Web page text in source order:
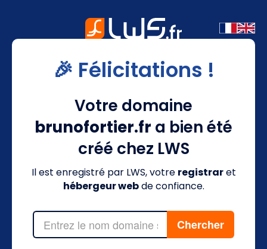
🎉 Félicitations !
Votre domaine
brunofortier.fr a bien été
créé chez LWS
Il est enregistré par LWS, votre registraret
hébergeur webde confiance.